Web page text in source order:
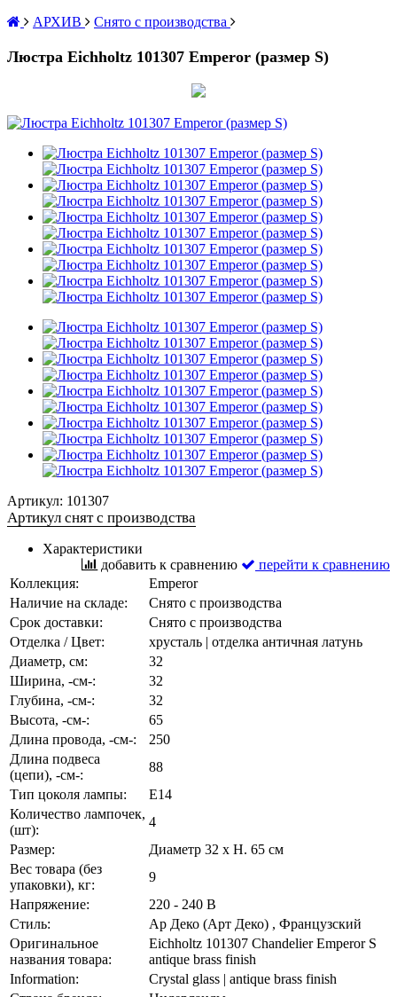
АРХИВ
Снято с производства
Люстра Eichholtz 101307 Emperor (размер S)
Артикул: 101307
Артикул снят с производства
Характеристики
добавить к сравнению
перейти к сравнению
Коллекция:
Emperor
Наличие на складе:
Снято с производства
Срок доставки:
Снято с производства
Отделка / Цвет:
хрусталь | отделка античная латунь
Диаметр, см:
32
Ширина, -см-:
32
Глубина, -см-:
32
Высота, -см-:
65
Длина провода, -см-:
250
Длина подвеса
(цепи), -см-:
88
Тип цоколя лампы:
E14
Количество лампочек,
(шт):
4
Размер:
Диаметр 32 x H. 65 см
Вес товара (без
упаковки), кг:
9
Напряжение:
220 - 240 В
Стиль:
Ар Деко (Арт Деко) , Французский
Оригинальное
названия товара:
Eichholtz 101307 Chandelier Emperor S
antique brass finish
Information:
Crystal glass | antique brass finish